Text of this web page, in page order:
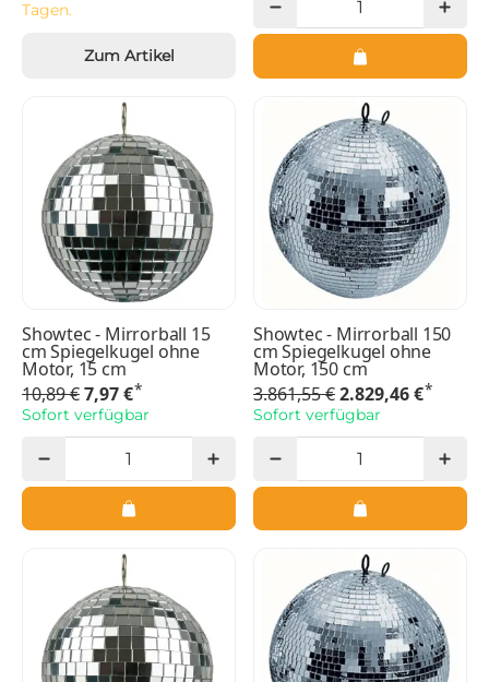
Tagen.
Zum Artikel
Showtec - Mirrorball 15
cm Spiegelkugel ohne
Motor, 15 cm
10,89 €7,97 €*
Sofort verfügbar
Showtec - Mirrorball 150
cm Spiegelkugel ohne
Motor, 150 cm
3.861,55 €2.829,46 €*
Sofort verfügbar